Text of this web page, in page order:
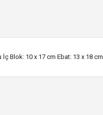
İç Blok: 10 x 17 cm Ebat: 13 x 18 cm